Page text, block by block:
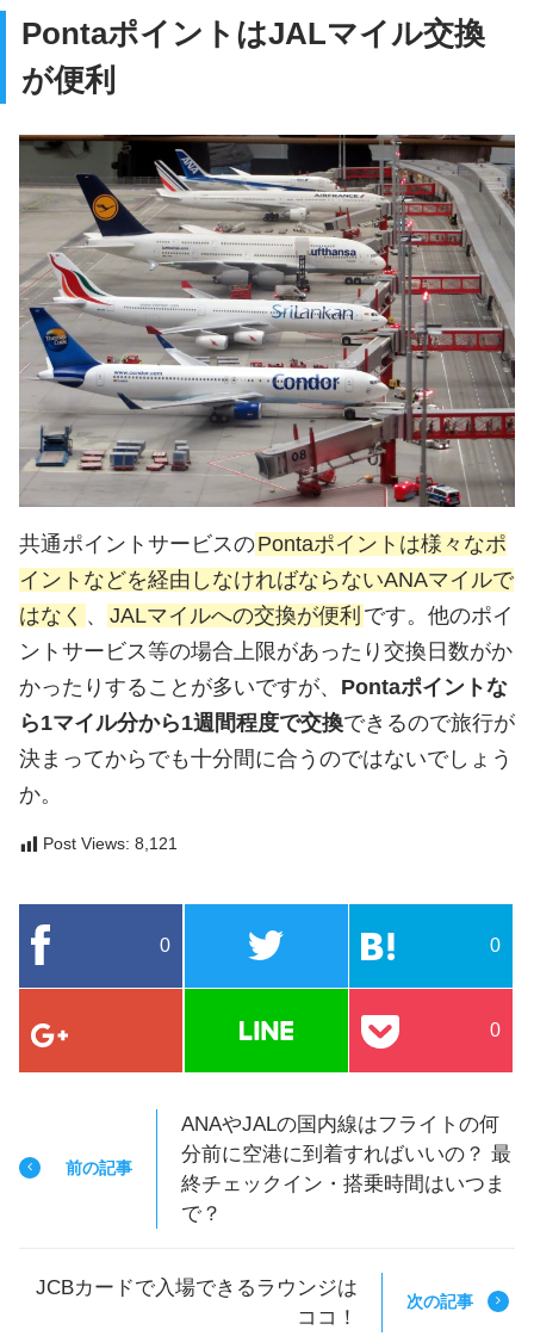
PontaポイントはJALマイル交換
が便利
共通ポイントサービスのPontaポイントは様々なポ
イントなどを経由しなければならないANAマイルで
はなく 、 JALマイルへの交換が便利 です。他のポイ
ントサービス等の場合上限があったり交換日数がか
かったりすることが多いですが、 Pontaポイントな
ら1マイル分から1週間程度で交換できるので旅行が
決まってからでも十分間に合うのではないでしょう
か。
Post Views: 8,121
0 0
0
前の記事
ANAやJALの国内線はフライトの何
分前に空港に到着すればいいの？ 最
終チェックイン・搭乗時間はいつま
で？
次の記事
JCBカードで入場できるラウンジは
ココ！